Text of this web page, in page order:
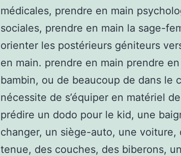
médicales, prendre en main
sociales, prendre en main la sage-
orienter les postérieurs géniteurs
en main. prendre en main prendre en
bambin, ou de beaucoup de dans le
nécessite de s’équiper en matériel
prédire un dodo pour le kid, une
changer, un siège-auto, une voiture,
tenue, des couches, des biberons,